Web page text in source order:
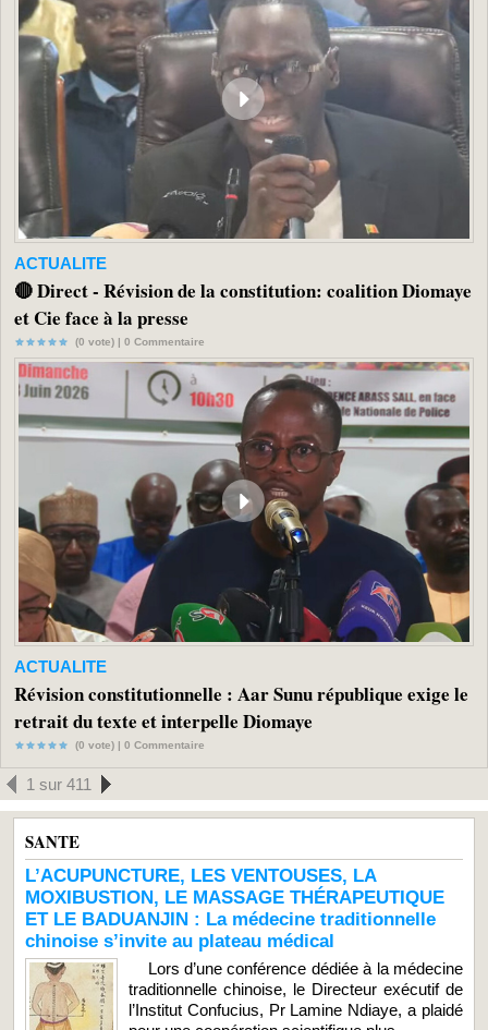
ACTUALITE
🔴 Direct - Révision de la constitution: coalition Diomaye
et Cie face à la presse
(0 vote) | 0 Commentaire
ACTUALITE
Révision constitutionnelle : Aar Sunu république exige le
retrait du texte et interpelle Diomaye
(0 vote) | 0 Commentaire
1 sur 411
SANTE
L’ACUPUNCTURE, LES VENTOUSES, LA
MOXIBUSTION, LE MASSAGE THÉRAPEUTIQUE
ET LE BADUANJIN : La médecine traditionnelle
chinoise s’invite au plateau médical
Lors d’une conférence dédiée à la médecine
traditionnelle chinoise, le Directeur exécutif de
l’Institut Confucius, Pr Lamine Ndiaye, a plaidé